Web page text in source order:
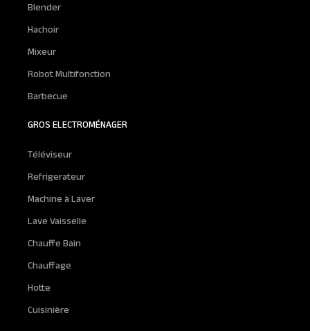
Blender
Hachoir
Mixeur
Robot Multifonction
Barbecue
GROS ELECTROMÉNAGER
Téléviseur
Refrigerateur
Machine à Laver
Lave Vaisselle
Chauffe Bain
Chauffage
Hotte
Cuisinière